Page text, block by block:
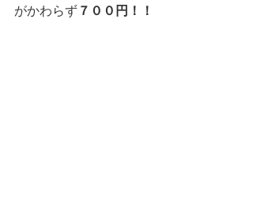
がかわらず ７００円！！